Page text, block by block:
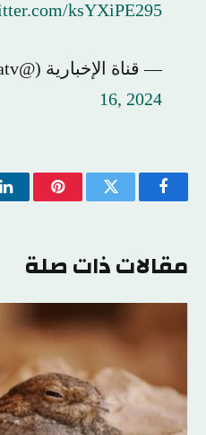
ksYXiPE295
— قناة الإخبارية (@alekhbariyatv)
16, 2024
فيسبوكتويتر
مقالات ذات صلة